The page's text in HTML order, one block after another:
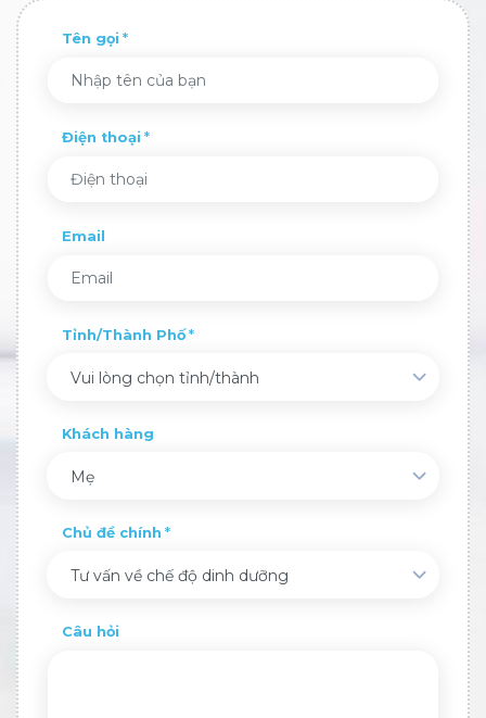
Tên gọi
Điện thoại
Email
Tỉnh/Thành Phố
Vui lòng chọn tỉnh/thành
Khách hàng
Mẹ
Chủ đề chính
Tư vấn về chế độ dinh dưỡng
Câu hỏi